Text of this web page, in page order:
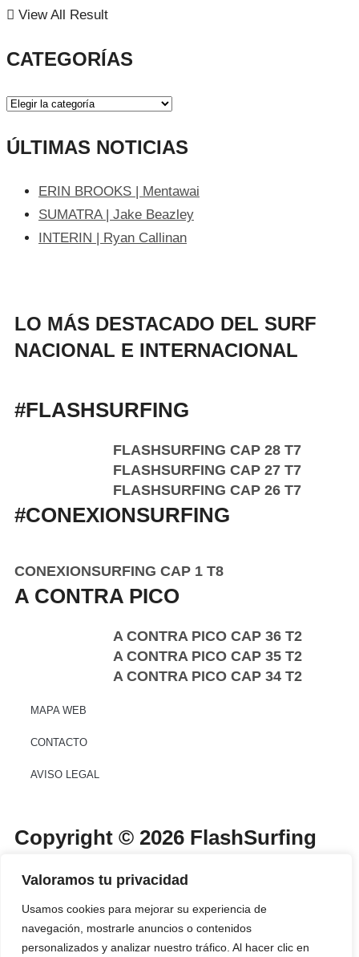
Valoramos tu privacidad
Usamos cookies para mejorar su experiencia de
navegación, mostrarle anuncios o contenidos
personalizados y analizar nuestro tráfico. Al hacer clic en
View All Result
CATEGORÍAS
ÚLTIMAS NOTICIAS
ERIN BROOKS | Mentawai
SUMATRA | Jake Beazley
INTERIN | Ryan Callinan
LO MÁS DESTACADO DEL SURF
NACIONAL E INTERNACIONAL
#FLASHSURFING
FLASHSURFING CAP 28 T7
FLASHSURFING CAP 27 T7
FLASHSURFING CAP 26 T7
#CONEXIONSURFING
CONEXIONSURFING CAP 1 T8
A CONTRA PICO
A CONTRA PICO CAP 36 T2
A CONTRA PICO CAP 35 T2
A CONTRA PICO CAP 34 T2
MAPA WEB
CONTACTO
AVISO LEGAL
Copyright © 2026 FlashSurfing
Diseño Web PorWebmasterPRO